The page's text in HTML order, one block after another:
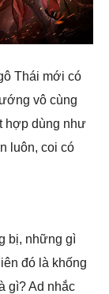
Thái mới có
vô cùng
hợp dùng như
luôn, coi có
bị, những gì
đó là khống
gì? Ad nhắc